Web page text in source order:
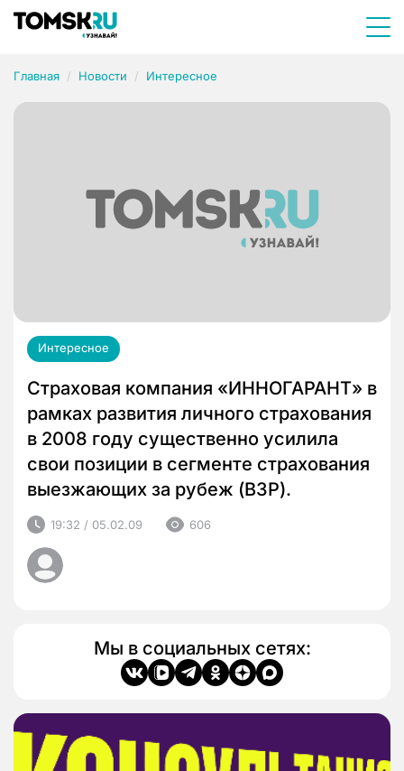
Главная Новости Интересное
Интересное
Страховая компания «ИННОГАРАНТ» в
рамках развития личного страхования
в 2008 году существенно усилила
свои позиции в сегменте страхования
выезжающих за рубеж (ВЗР).
19:32 / 05.02.09 606
Мы в социальных сетях: